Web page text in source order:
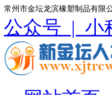
常州市金坛龙滨橡塑制品有限
公众号 | 小